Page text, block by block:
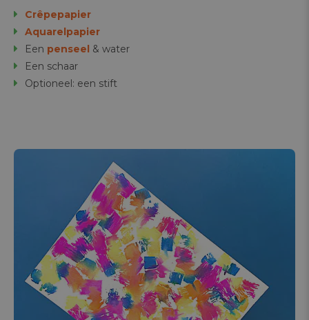
Crêpepapier
Aquarelpapier
Een penseel & water
Een schaar
Optioneel: een stift